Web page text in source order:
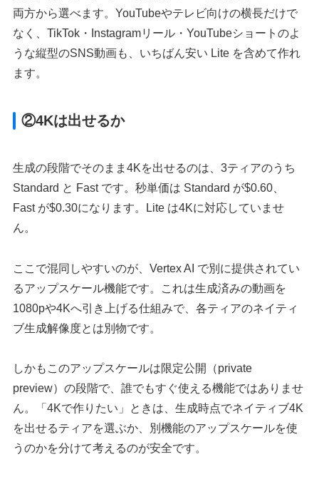
両方から選べます。YouTubeやテレビ向けの横長だけで
なく、TikTok・Instagramリール・YouTubeショートのよ
うな縦型のSNS動画も、いちばん安い Lite を含めて作れ
ます。
②4Kは出せるか
生成の段階でそのまま4Kを出せるのは、3ティアのうち
Standard と Fast です。秒単価は Standard が$0.60、
Fast が$0.30になります。Lite は4Kに対応していませ
ん。
ここで混同しやすいのが、Vertex AI で別に提供されてい
るアップスケール機能です。これは生成済みの動画を
1080pや4Kへ引き上げる仕組みで、各ティアのネイティ
ブ生成解像度とは別物です。
しかもこのアップスケールは限定公開（private
preview）の段階で、誰でもすぐ使える機能ではありませ
ん。「4Kで作りたい」ときは、生成時点でネイティブ4K
を出せるティアを選ぶか、別機能のアップスケールを使
うのかを分けて考えるのが安全です。